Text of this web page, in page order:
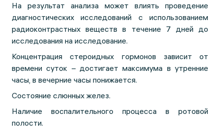
На результат анализа может влиять проведение
диагностических исследований с использованием
радиоконтрастных веществ в течение 7 дней до
исследования на исследование.
Концентрация стероидных гормонов зависит от
времени суток – достигает максимума в утренние
часы, в вечерние часы понижается.
Состояние слюнных желез.
Наличие воспалительного процесса в ротовой
полости.